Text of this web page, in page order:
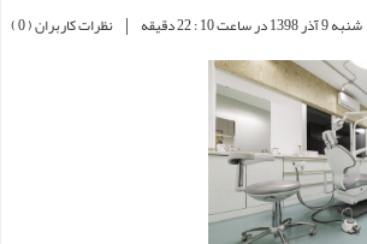
شنبه 9 آذر 1398 در ساعت 10 : 22 دقیقه | نظرات کاربران ( 0 )